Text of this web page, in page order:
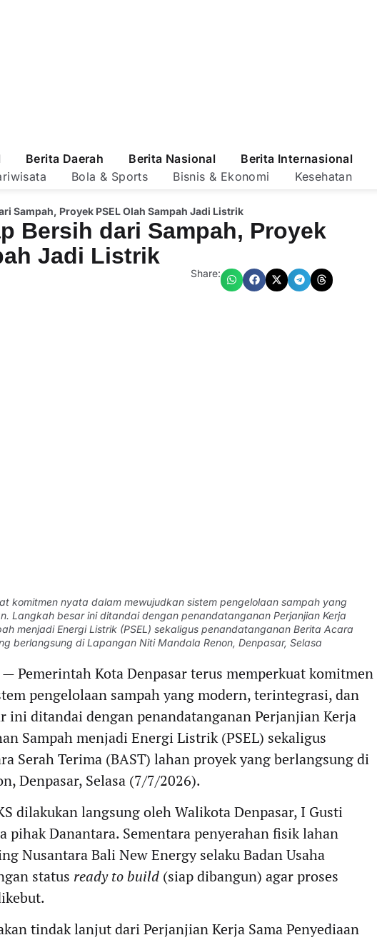
Berita Daerah Berita Nasional Berita Internasional
Bola & Sports Bisnis & Ekonomi Kesehatan
Sampah, Proyek PSEL Olah Sampah Jadi Listrik
Bersih dari Sampah, Proyek
Jadi Listrik
Share:
komitmen nyata dalam mewujudkan sistem pengelolaan sampah yang
Langkah besar ini ditandai dengan penandatanganan Perjanjian Kerja
menjadi Energi Listrik (PSEL) sekaligus penandatanganan Berita Acara
berlangsung di Lapangan Niti Mandala Renon, Denpasar, Selasa
— Pemerintah Kota Denpasar terus memperkuat komitmen
pengelolaan sampah yang modern, terintegrasi, dan
ini ditandai dengan penandatanganan Perjanjian Kerja
Sampah menjadi Energi Listrik (PSEL) sekaligus
Serah Terima (BAST) lahan proyek yang berlangsung di
Denpasar, Selasa (7/7/2026).
dilakukan langsung oleh Walikota Denpasar, I Gusti
pihak Danantara. Sementara penyerahan fisik lahan
Nusantara Bali New Energy selaku Badan Usaha
status ready to build (siap dibangun) agar proses
tindak lanjut dari Perjanjian Kerja Sama Penyediaan